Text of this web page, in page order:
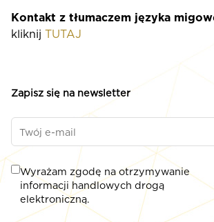
Kontakt z tłumaczem języka
kliknij TUTAJ
Zapisz się na newsletter
Wyrażam zgodę na otrzymywanie
informacji handlowych drogą
elektroniczną.